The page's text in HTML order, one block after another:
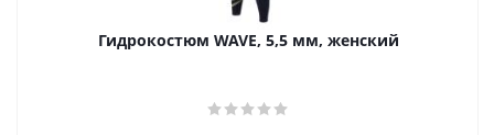
Гидрокостюм WAVE, 5,5 мм, женский